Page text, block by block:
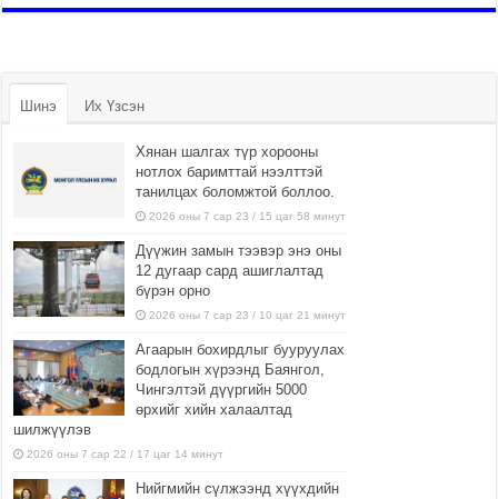
Шинэ Их Үзсэн
Хянан шалгах түр хорооны
нотлох баримттай нээлттэй
танилцах боломжтой боллоо.
2026 оны 7 сар 23 / 15 цаг 58 минут
Дүүжин замын тээвэр энэ оны
12 дугаар сард ашиглалтад
бүрэн орно
2026 оны 7 сар 23 / 10 цаг 21 минут
Агаарын бохирдлыг бууруулах
бодлогын хүрээнд Баянгол,
Чингэлтэй дүүргийн 5000
өрхийг хийн халаалтад
шилжүүлэв
2026 оны 7 сар 22 / 17 цаг 14 минут
Нийгмийн сүлжээнд хүүхдийн